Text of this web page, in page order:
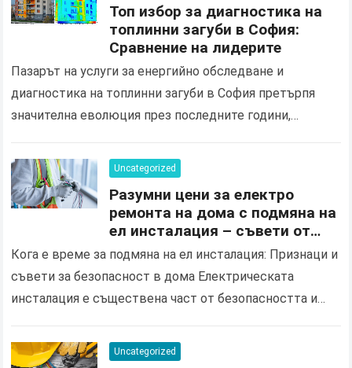
Топ избор за диагностика на
топлинни загуби в София:
Сравнение на лидерите
Пазарът на услуги за енергийно обследване и
диагностика на топлинни загуби в София претърпя
значителна еволюция през последните години,
енергийна ефективност и нуждата от оптимизация…
Uncategorized
Разумни цени за електро
ремонта на дома с подмяна на
ел инсталация – съвети от
квалифициран електротехник
в Ямбол
Кога е време за подмяна на ел инсталация: Признаци и
съвети за безопасност в дома Електрическата
инсталация е съществена част от безопасността и
Uncategorized